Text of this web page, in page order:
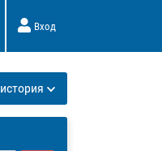
Вход
история